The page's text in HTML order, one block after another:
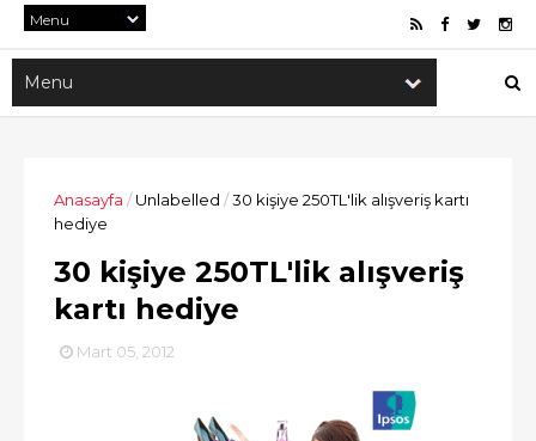
Anasayfa /Unlabelled /30 kişiye 250TL'lik alışveriş kartı
hediye
30 kişiye 250TL'lik alışveriş
kartı hediye
Mart 05, 2012